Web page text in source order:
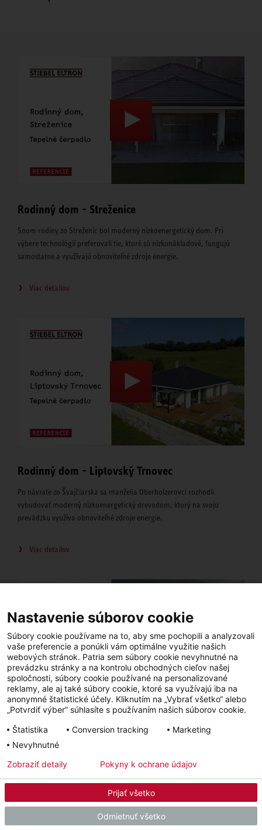
Rodinný dom - Streženice
Snom rodiny zo Streženíc bol moderný nízkoenergetický dom. Pri
výbere technológií preferovali tie, ktoré sú nízkonákladové, fungujú
samostatne a využívajú obnoviteľné zdroje energie.
Viac detailov
Rodinný dom - Liptovský Trnovec
Po návrate zo Švajčiarska sa manželia Oberholzerovci rozhodli
vybudovať moderný nízkoenergetický drevodom, ktorý na svoju
prevádzku využíva obnoviteľné zdroje energie.
Viac detailov
Rodinný dom - Hrabušická Píla
ani v prípade Terky a jej manžela Petra, ktorí sa rozhodli vybudovať
nízkoenergetický dom v oblasti Hrabušickej Píly.
Nastavenie súborov cookie
Súbory cookie používame na to, aby sme pochopili a analyzovali
vaše preferencie a ponúkli vám optimálne využitie našich
webových stránok. Patria sem súbory cookie nevyhnutné na
prevádzku stránky a na kontrolu obchodných cieľov našej
spoločnosti, súbory cookie používané na personalizované
reklamy, ale aj také súbory cookie, ktoré sa využívajú iba na
anonymné štatistické účely. Kliknutím na „Vybrať všetko“ alebo
„Potvrdiť výber“ súhlasíte s používaním našich súborov cookie.
Štatistika
Conversion tracking
Marketing
Nevyhnutné
Prijať všetko
Odmietnuť všetko
Zobraziť detaily Pokyny k ochrane údajov